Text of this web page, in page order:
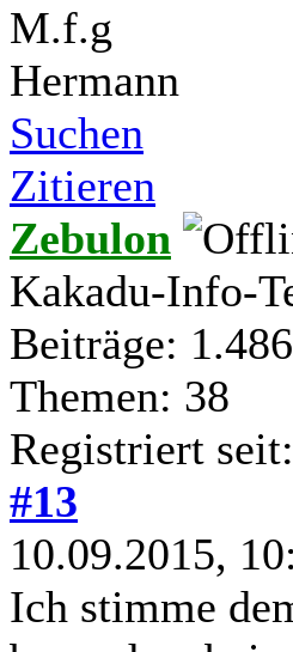
M.f.g
Hermann
Suchen
Zitieren
Zebulon
Kakadu-Info-
Beiträge: 1.486
Themen: 38
Registriert
#13
10.09.2015,
Ich stimme